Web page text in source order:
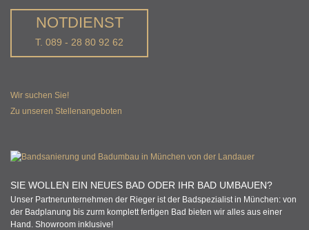
NOTDIENST
T. 089 - 28 80 92 62
Wir suchen Sie!
Zu unseren Stellenangeboten
SIE WOLLEN EIN NEUES BAD ODER IHR BAD UMBAUEN?
Unser Partnerunternehmen der Rieger ist der Badspezialist in München: von
der Badplanung bis zurm komplett fertigen Bad bieten wir alles aus einer
Hand. Showroom inklusive!